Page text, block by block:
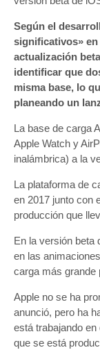
Según el
significativos»
actualización
identificar que
misma base, lo
planeando un
La base de carga
Apple Watch y
inalámbrica) a la
La plataforma de
en 2017 junto con
producción que
En la versión beta
en las
carga más grande
Apple no se ha
anunció, pero ha
está trabajando
que se está